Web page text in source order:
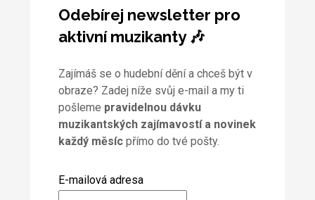
Odebírej newsletter pro
aktivní muzikanty 🎶
Zajímáš se o hudební dění a chceš být v
obraze? Zadej níže svůj e-mail a my ti
pošleme pravidelnou dávku
muzikantských zajímavostí a novinek
každý měsícpřímo do tvé pošty.
E-mailová adresa